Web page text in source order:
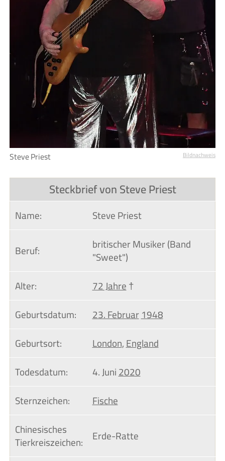
Steve Priest Bildnachweis
Steckbrief von Steve Priest
Name:
Steve Priest
Beruf:
britischer Musiker (Band
"Sweet")
Alter:
72 Jahre†
Geburtsdatum:
23. Februar1948
Geburtsort:
London,England
Todesdatum:
4. Juni2020
Sternzeichen:
Fische
Chinesisches
Tierkreiszeichen: Erde-Ratte